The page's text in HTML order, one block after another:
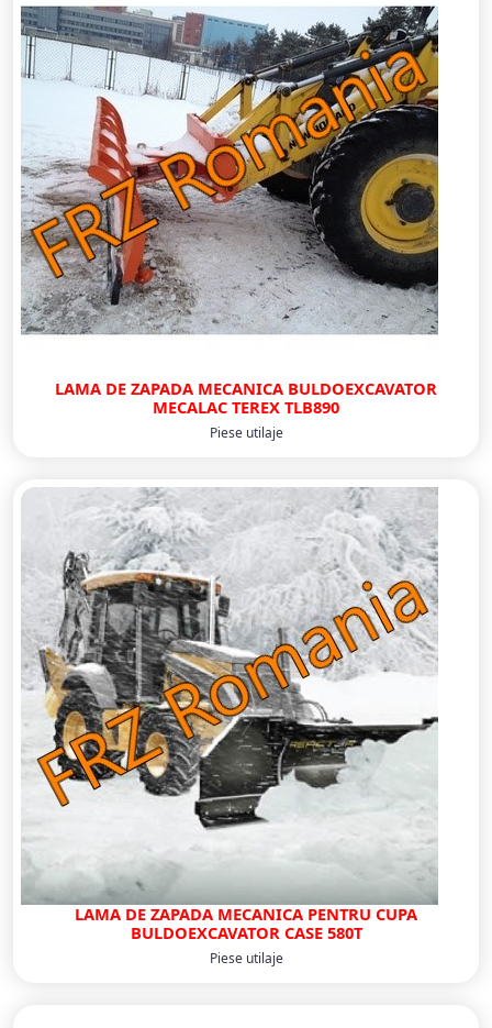
LAMA DE ZAPADA MECANICA BULDOEXCAVATOR
MECALAC TEREX TLB890
Piese utilaje
LAMA DE ZAPADA MECANICA PENTRU CUPA
BULDOEXCAVATOR CASE 580T
Piese utilaje